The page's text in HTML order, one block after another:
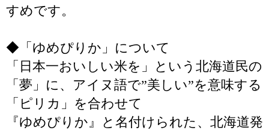
すめです。
◆「ゆめぴりか」について
「日本一おいしい米を」という北海道民の
「夢」に、アイヌ語で”美しい”を意味する
「ピリカ」を合わせて
『ゆめぴりか』と名付けられた、北海道発